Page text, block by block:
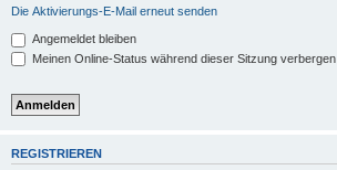
Die Aktivierungs-E-Mail erneut senden
Angemeldet bleiben
Meinen Online-Status während dieser Sitzung verbergen
REGISTRIEREN